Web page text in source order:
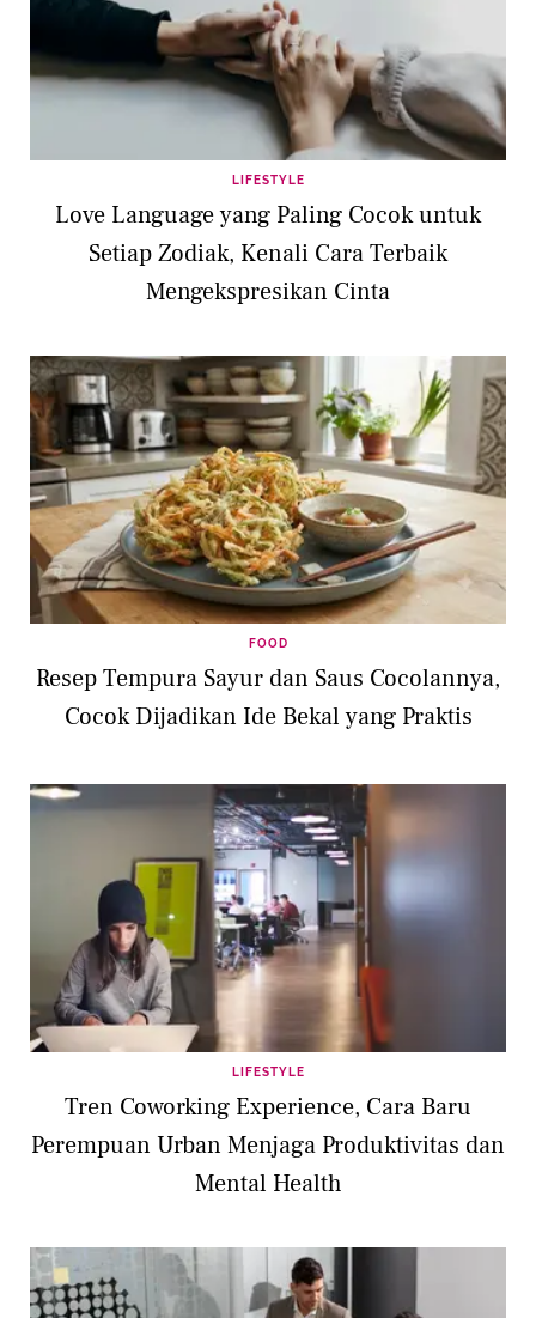
LIFESTYLE
Love Language yang Paling Cocok untuk
Setiap Zodiak, Kenali Cara Terbaik
Mengekspresikan Cinta
FOOD
Resep Tempura Sayur dan Saus Cocolannya,
Cocok Dijadikan Ide Bekal yang Praktis
LIFESTYLE
Tren Coworking Experience, Cara Baru
Perempuan Urban Menjaga Produktivitas dan
Mental Health